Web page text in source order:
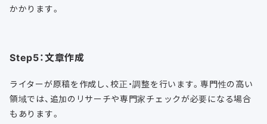
かかります。
Step5：文章作成
ライターが原稿を作成し、校正・調整を行います。専門性の高い
領域では、追加のリサーチや専門家チェックが必要になる場合
もあります。